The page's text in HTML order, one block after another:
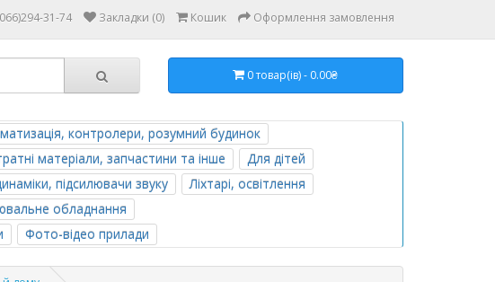
31-74 Закладки (0) Кошик Оформлення замовлення
0 товар(ів) - 0.00₴
контролери, розумний будинок
матеріали, запчастини та інше
Для дітей
підсилювачи звуку
Ліхтарі, освітлення
обладнання
Фото-відео прилади